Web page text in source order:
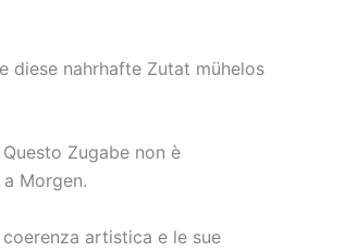
diese nahrhafte Zutat mühelos
Zugabe non è
Morgen.
artistica e le sue